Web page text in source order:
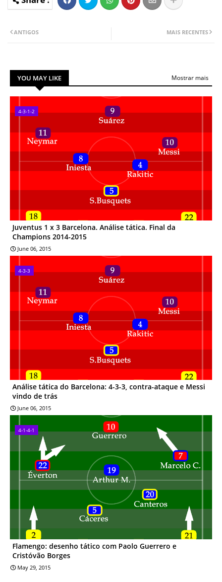
MAIS RECENTES
ANTIGOS
YOU MAY LIKE Mostrar mais
4-3-1-2
Juventus 1 x 3 Barcelona. Análise tática. Final da
Champions 2014-2015
June 06, 2015
4-3-3
Análise tática do Barcelona: 4-3-3, contra-ataque e Messi
vindo de trás
June 06, 2015
4-1-4-1
Flamengo: desenho tático com Paolo Guerrero e
Cristóvão Borges
May 29, 2015